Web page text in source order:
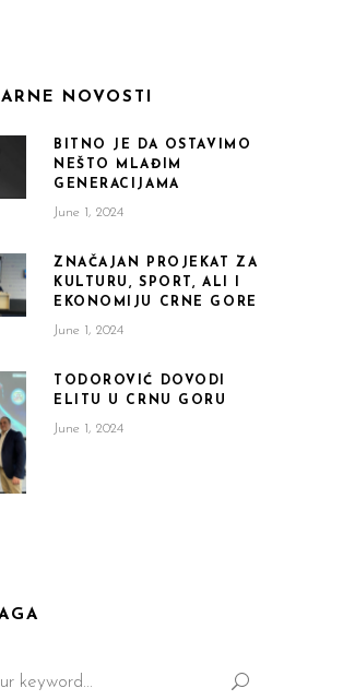
NOVOSTI
BITNO JE DA OSTAVIMO
NEŠTO MLAĐIM
GENERACIJAMA
June 1, 2024
ZNAČAJAN PROJEKAT ZA
KULTURU, SPORT, ALI I
EKONOMIJU CRNE GORE
June 1, 2024
TODOROVIĆ DOVODI
ELITU U CRNU GORU
June 1, 2024